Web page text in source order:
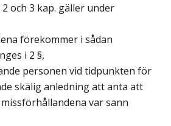
och 3 kap. gäller under
förekommer i sådan
i 2 §,
personen vid tidpunkten för
skälig anledning att anta att
var sann